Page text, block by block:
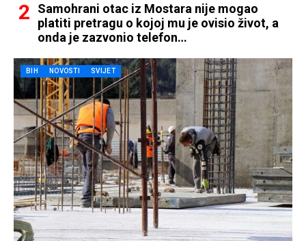
Samohrani otac iz Mostara nije mogao
platiti pretragu o kojoj mu je ovisio život, a
onda je zazvonio telefon…
BIH NOVOSTI SVIJET